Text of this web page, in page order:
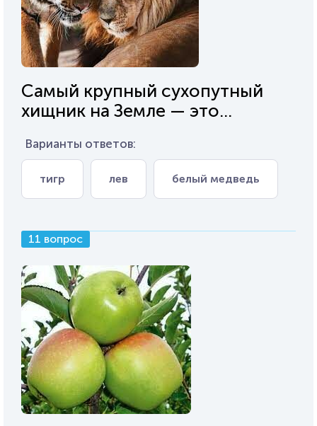
Самый крупный сухопутный
хищник на Земле — это...
Варианты ответов:
тигр лев белый медведь
11 вопрос